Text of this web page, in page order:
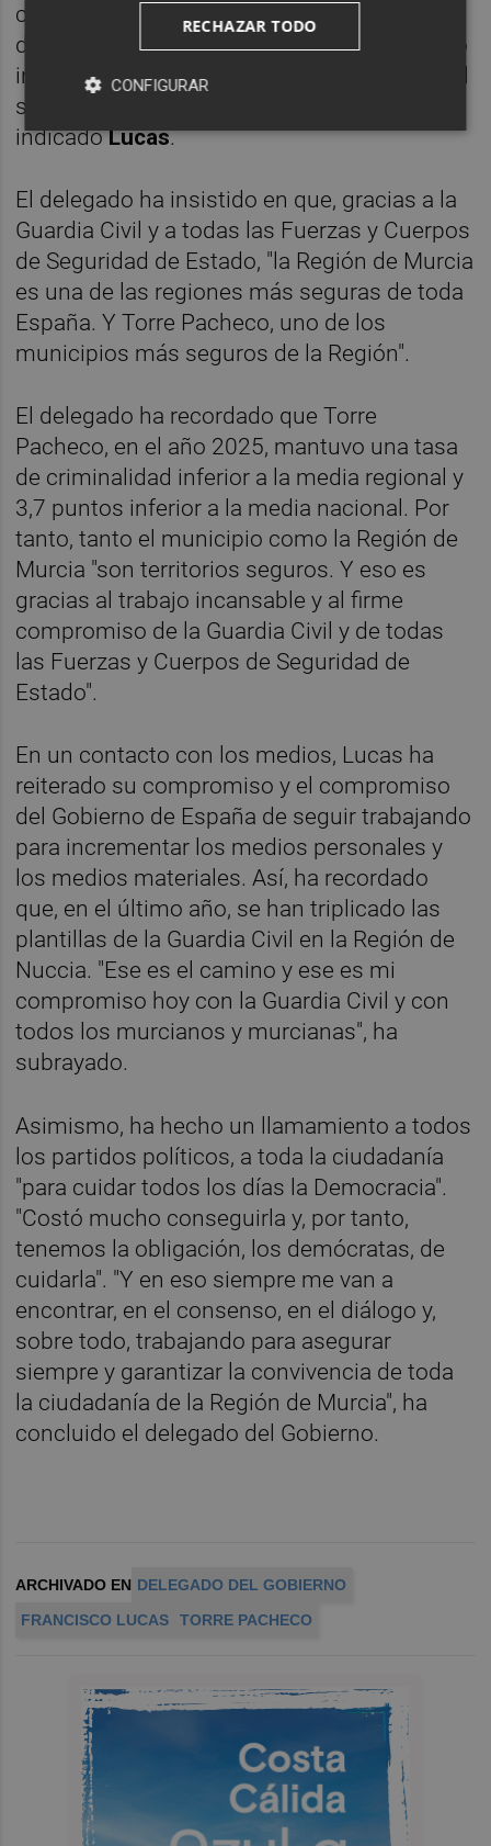
compromiso de la Guardia Civil en la Región
de Murcia y en España. Gracias a ese trabajo
incansable, al compromiso, a la vocación del
servicio público, a la generosidad", ha
indicadoLucas.
El delegado ha insistido en que, gracias a la
Guardia Civil y a todas las Fuerzas y Cuerpos
de Seguridad de Estado, "la Región de Murcia
es una de las regiones más seguras de toda
España. Y Torre Pacheco, uno de los
municipios más seguros de la Región".
El delegado ha recordado que Torre
Pacheco, en el año 2025, mantuvo una tasa
de criminalidad inferior a la media regional y
3,7 puntos inferior a la media nacional. Por
tanto, tanto el municipio como la Región de
Murcia "son territorios seguros. Y eso es
gracias al trabajo incansable y al firme
compromiso de la Guardia Civil y de todas
las Fuerzas y Cuerpos de Seguridad de
Estado".
En un contacto con los medios, Lucas ha
reiterado su compromiso y el compromiso
del Gobierno de España de seguir trabajando
para incrementar los medios personales y
los medios materiales. Así, ha recordado
que, en el último año, se han triplicado las
plantillas de la Guardia Civil en la Región de
Nuccia. "Ese es el camino y ese es mi
compromiso hoy con la Guardia Civil y con
todos los murcianos y murcianas", ha
subrayado.
Asimismo, ha hecho un llamamiento a todos
los partidos políticos, a toda la ciudadanía
"para cuidar todos los días la Democracia".
"Costó mucho conseguirla y, por tanto,
tenemos la obligación, los demócratas, de
cuidarla". "Y en eso siempre me van a
encontrar, en el consenso, en el diálogo y,
sobre todo, trabajando para asegurar
siempre y garantizar la convivencia de toda
la ciudadanía de la Región de Murcia", ha
concluido el delegado del Gobierno.
ARCHIVADO EN DELEGADO DEL GOBIERNO
FRANCISCO LUCAS
TORRE PACHECO
RECHAZAR TODO
CONFIGURAR